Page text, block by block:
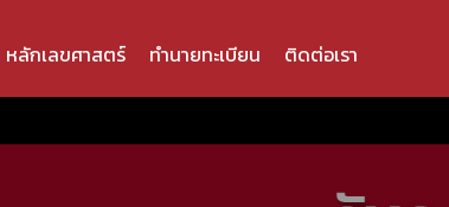
หลักเลขศาสตร์ ทำนายทะเบียน ติดต่อเรา